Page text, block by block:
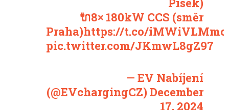
🔌8× 180kW CCS (směr
Praha)https://t.co/
pic.twitter.com/JKmwL8gZ97
— EV Nabíjení
(@EVchargingCZ) December
17, 2024